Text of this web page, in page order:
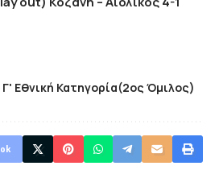
Εθνική Κατηγορία(2ος Όμιλος)